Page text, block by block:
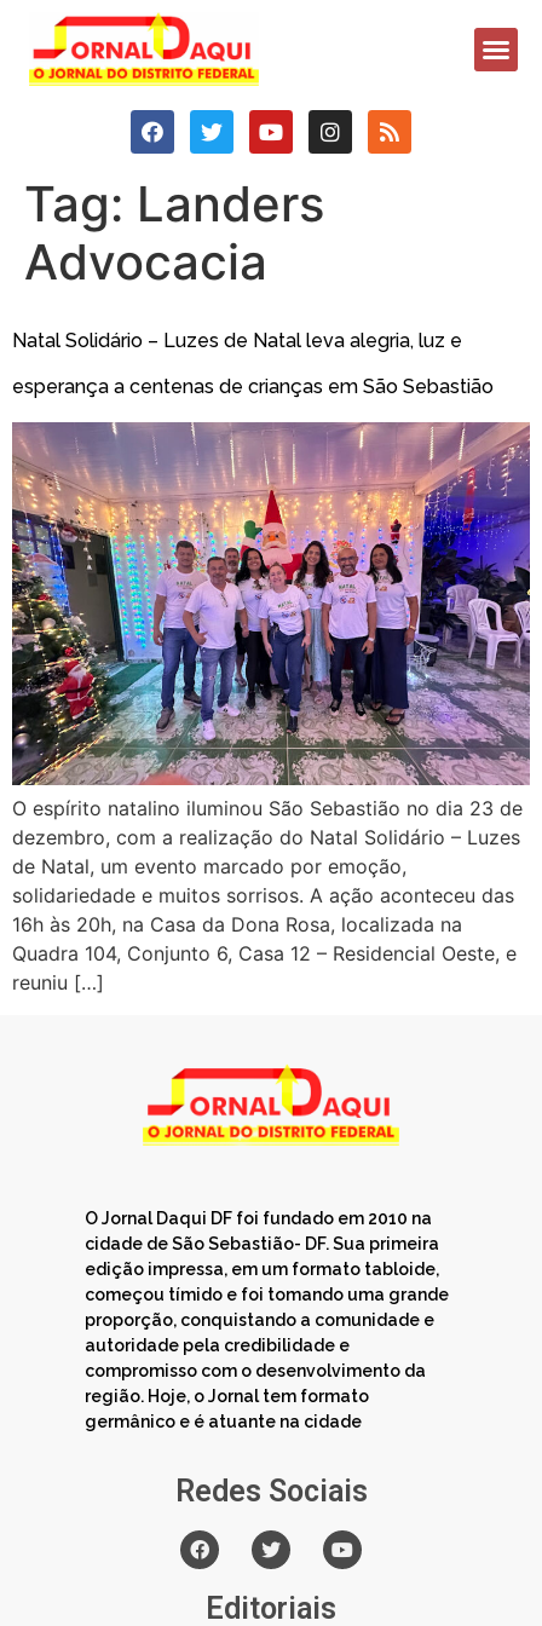
Tag: Landers
Advocacia
Natal Solidário – Luzes de Natal leva alegria, luz e
esperança a centenas de crianças em São Sebastião
O espírito natalino iluminou São Sebastião no dia 23 de
dezembro, com a realização do Natal Solidário – Luzes
de Natal, um evento marcado por emoção,
solidariedade e muitos sorrisos. A ação aconteceu das
16h às 20h, na Casa da Dona Rosa, localizada na
Quadra 104, Conjunto 6, Casa 12 – Residencial Oeste, e
reuniu […]
O Jornal Daqui DF foi fundado em 2010 na
cidade de São Sebastião- DF. Sua primeira
edição impressa, em um formato tabloide,
começou tímido e foi tomando uma grande
proporção, conquistando a comunidade e
autoridade pela credibilidade e
compromisso com o desenvolvimento da
região. Hoje, o Jornal tem formato
germânico e é atuante na cidade
Redes Sociais
Editoriais